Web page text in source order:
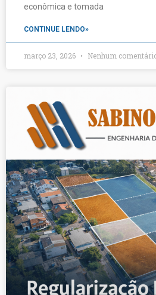
econômica e tomada
CONTINUE LENDO»
março 23, 2026 Nenhum